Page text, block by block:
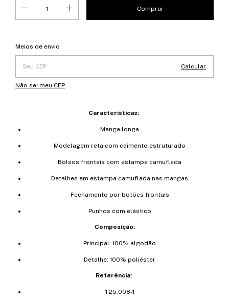
Entregas para o CEP:
Meios de envio
Calcular
Não sei meu CEP
Características:
Manga longa
Modelagem reta com caimento estruturado
Bolsos frontais com estampa camuflada
Detalhes em estampa camuflada nas mangas
Fechamento por botões frontais
Punhos com elástico
Composição:
Principal: 100% algodão
Detalhe: 100% poliéster
Referência:
1.25.008-1